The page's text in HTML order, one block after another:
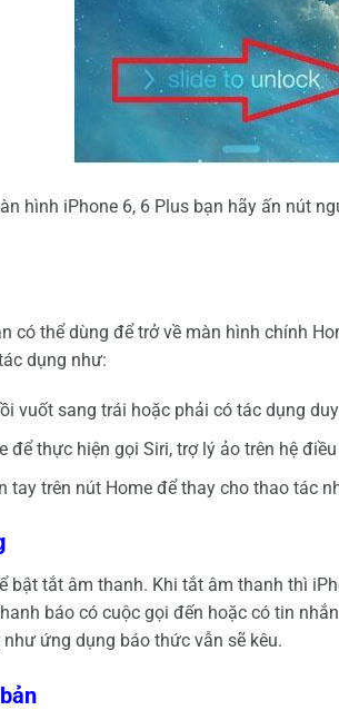
hình iPhone 6, 6 Plus bạn hãy ấn nút
có thể dùng để trở về màn hình chính
dụng như:
vuốt sang trái hoặc phải có tác dụng
để thực hiện gọi Siri, trợ lý ảo trên hệ
tay trên nút Home để thay cho thao tác
bật tắt âm thanh. Khi tắt âm thanh thì
báo có cuộc gọi đến hoặc có tin
ứng dụng báo thức vẫn sẽ kêu.